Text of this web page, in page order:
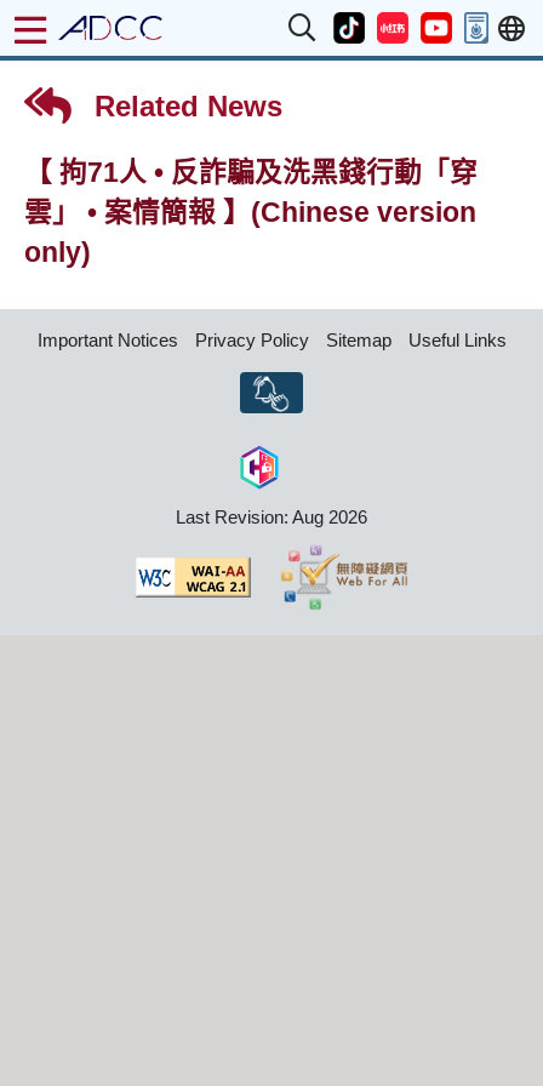
Related News
【 拘71人 • 反詐騙及洗黑錢行動「穿
雲」 • 案情簡報 】(Chinese version
only)
Important Notices Privacy Policy Sitemap Useful Links
Last Revision: Aug 2026